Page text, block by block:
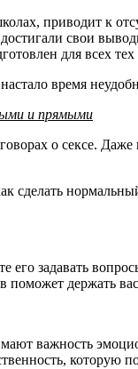
приводит к
свои
для всех
время
и прямыми
о сексе.
сделать
его задавать
держать
важность
которую